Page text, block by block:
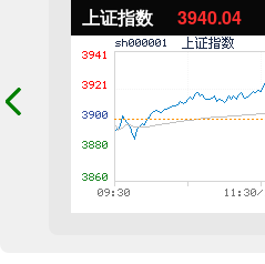
上证指数 3940.04